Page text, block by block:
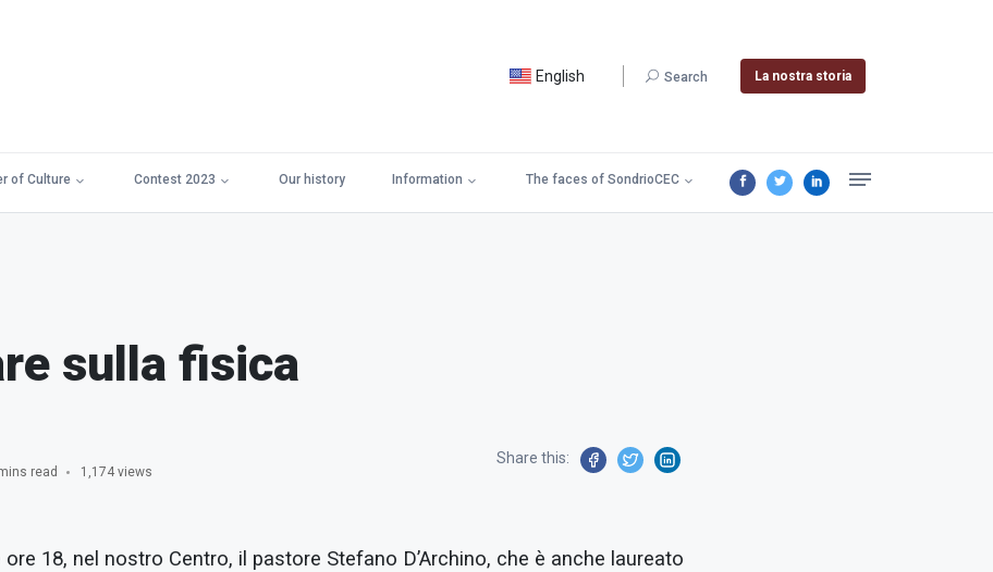
English Search La nostra storia
of Culture Contest 2023 Our history Information The faces of SondrioCEC
sulla fisica
read 1,174 views
Share this:
ore 18, nel nostro Centro, il pastore Stefano D’Archino, che è anche laureato